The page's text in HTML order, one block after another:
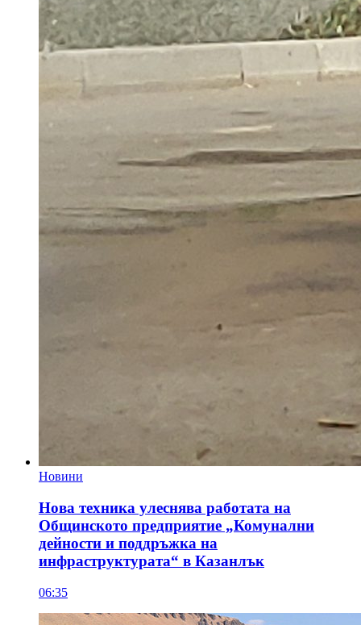
Новини
Нова техника улеснява работата на
Общинското предприятие „Комунални
дейности и поддръжка на
инфраструктурата“ в Казанлък
06:35